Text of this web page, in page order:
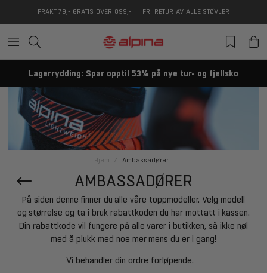
FRAKT 79,- GRATIS OVER 899,- FRI RETUR AV ALLE STØVLER
Lagerrydding: Spar opptil 53% på nye tur- og fjellsko
Hjem Ambassadører
AMBASSADØRER
På siden denne finner du alle våre toppmodeller. Velg modell
og størrelse og ta i bruk rabattkoden du har mottatt i kassen.
Din rabattkode vil fungere på alle varer i butikken, så ikke nøl
med å plukk med noe mer mens du er i gang!
Vi behandler din ordre forløpende.